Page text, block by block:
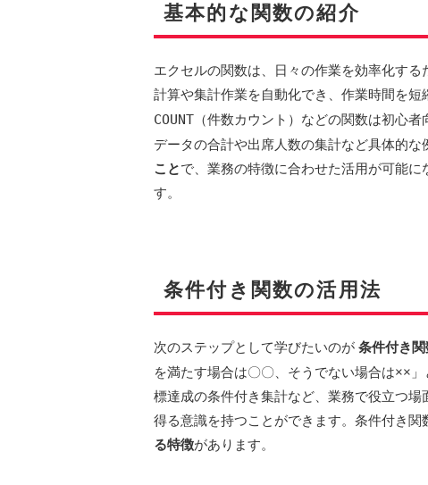
基本的な関数の紹介
エクセルの関数は、日々の作業を効率化する
計算や集計作業を自動化でき、作業時間を短
COUNT （件数カウント）などの関数は初心
データの合計や出席人数の集計など具体的
ことで、業務の特徴に合わせた活用が可能
す。
条件付き関数の活用法
次のステップとして学びたいのが 条件付き関
を満たす場合は〇〇、そうでない場合は××
標達成の条件付き集計など、業務で役立つ
得る意識を持つことができます。条件付き関
る特徴があります。